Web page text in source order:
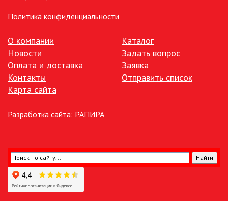
УЛИЧНОЕ ОСВЕЩЕНИЕ НА
УЛИЧНЫЕ СВЕТИЛЬНИКИ
ФОНТАНЫ
ЭЛЕКТРОЗВОНКИ И АКСЕССУАРЫ
ИЗДЕЛИЯ
Политика конфиденциальности
О компании
Новости
Оплата и доставка
Контакты
Карта сайта
Каталог
Задать вопрос
Заявка
Отправить список
Разработка сайта: РАПИРА